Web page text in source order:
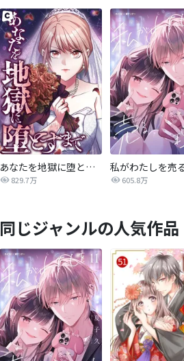
あなたを地獄に堕とすまで
829.7万
私がわたしを売
605.8万
同じジャンルの人気作品